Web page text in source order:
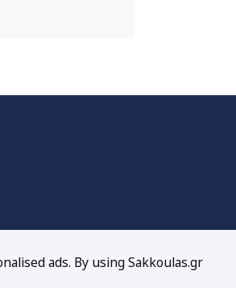
ads. By using Sakkoulas.gr